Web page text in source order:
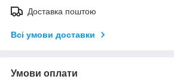
Доставка поштою
Всі умови доставки
Умови оплати